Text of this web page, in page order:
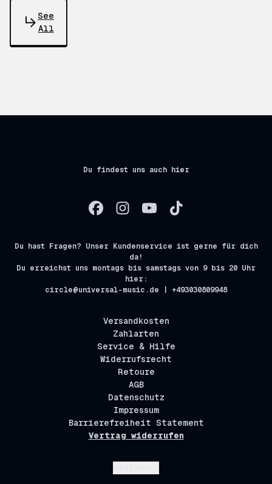
See
All
Du findest uns auch hier
Du hast Fragen? Unser Kundenservice ist gerne für dich
da!
Du erreichst uns montags bis samstags von 9 bis 20 Uhr
hier:
circle@universal-music.de | +493030809948
Versandkosten
Zahlarten
Service & Hilfe
Widerrufsrecht
Retoure
AGB
Datenschutz
Impressum
Barrierefreiheit Statement
Vertrag widerrufen